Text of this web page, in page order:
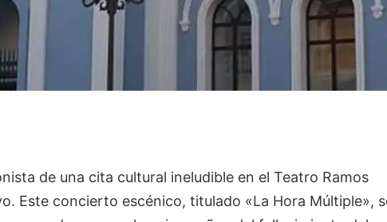
de una cita cultural ineludible en el Teatro Ramos
Este concierto escénico, titulado «La Hora Múltiple»,